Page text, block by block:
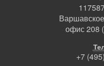
офис 208
+7